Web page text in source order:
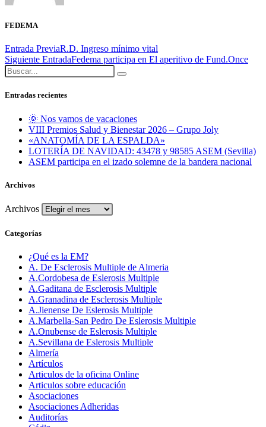
FEDEMA
Entrada PreviaR.D. Ingreso mínimo vital
Siguiente EntradaFedema participa en El aperitivo de Fund.Once
Entradas recientes
🌞 Nos vamos de vacaciones
VIII Premios Salud y Bienestar 2026 – Grupo Joly
«ANATOMÍA DE LA ESPALDA»
LOTERÍA DE NAVIDAD: 43478 y 98585 ASEM (Sevilla)
ASEM participa en el izado solemne de la bandera nacional
Archivos
Archivos
Categorías
¿Qué es la EM?
A. De Esclerosis Multiple de Almeria
A.Cordobesa de Eslerosis Multiple
A.Gaditana de Esclerosis Multiple
A.Granadina de Esclerosis Multiple
A.Jienense De Eslerosis Multiple
A.Marbella-San Pedro De Eslerosis Multiple
A.Onubense de Eslerosis Multiple
A.Sevillana de Eslerosis Multiple
Almería
Artículos
Articulos de la oficina Online
Articulos sobre educación
Asociaciones
Asociaciones Adheridas
Auditorías